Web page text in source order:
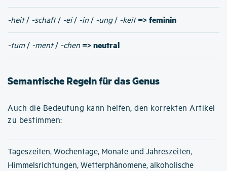
-heit/ -schaft/ -ei/ -in / -ung/ -keit => feminin
-tum/ -ment/ -chen => neutral
Semantische Regeln für das Genus
Auch die Bedeutung kann helfen, den korrekten Artikel
zu bestimmen:
Tageszeiten, Wochentage, Monate und Jahreszeiten,
Himmelsrichtungen, Wetterphänomene, alkoholische